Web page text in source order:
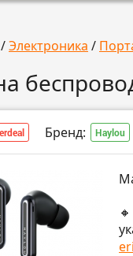
/Электроника /
Бренд: Haylou